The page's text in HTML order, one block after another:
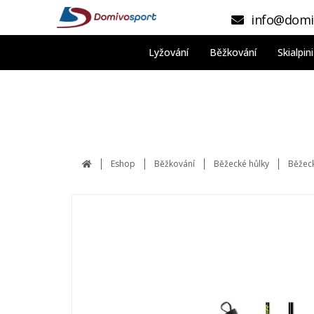
Lyžování Běžkování
Eshop Běžkování Běžecké hůlky